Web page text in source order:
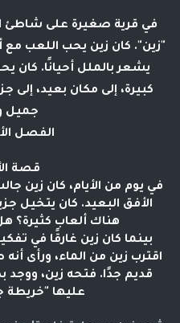
في قرية صغيرة على شاطئ
"زين". كان زين يحب اللعب مع
يشعر بالملل أحيانًا. كان
كبيرة، إلى مكان بعيد،
جميل
الفصل
قصة
في يوم من الأيام، كان زين
الأفق البعيد. كان يتخيل
هناك ألعاب كثيرة؟
بينما كان زين غارقًا في
اقترب زين من الماء، ورأى
قديم جدًا. فتحه زين، ووجد
عليها "خريطة